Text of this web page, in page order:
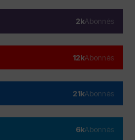
2kAbonnés
12kAbonnés
21kAbonnés
6kAbonnés